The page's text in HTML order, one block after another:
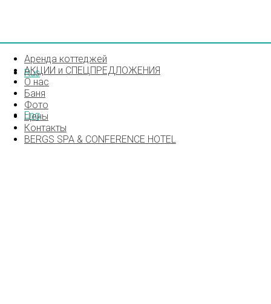
Rus
Eng
Аренда коттеджей
АКЦИИ и СПЕЦПРЕДЛОЖЕНИЯ
О нас
Баня
Фото
Цены
Контакты
BERGS SPA & CONFERENCE HOTEL